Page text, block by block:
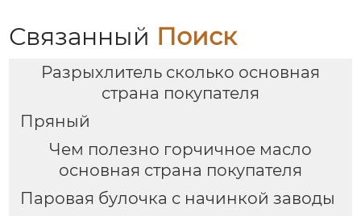
Связанный Поиск
Разрыхлитель сколько основная
страна покупателя
Пряный
Чем полезно горчичное масло
основная страна покупателя
Паровая булочка с начинкой заводы